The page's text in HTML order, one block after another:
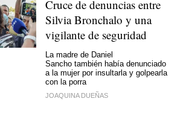
Cruce de denuncias entre
Silvia Bronchalo y una
vigilante de seguridad
La madre de Daniel
Sancho también había denunciado
a la mujer por insultarla y golpearla
con la porra
JOAQUINA DUEÑAS